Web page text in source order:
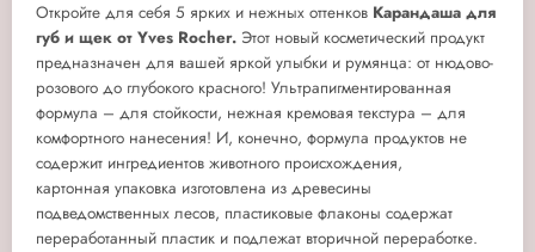
Откройте для себя 5 ярких и нежных оттенков Карандаша для
губ и щек от Yves Rocher. Этот новый косметический продукт
предназначен для вашей яркой улыбки и румянца: от нюдово-
розового до глубокого красного! Ультрапигментированная
формула – для стойкости, нежная кремовая текстура – для
комфортного нанесения! И, конечно, формула продуктов не
содержит ингредиентов животного происхождения,
картонная упаковка изготовлена из древесины
подведомственных лесов, пластиковые флаконы содержат
переработанный пластик и подлежат вторичной переработке.